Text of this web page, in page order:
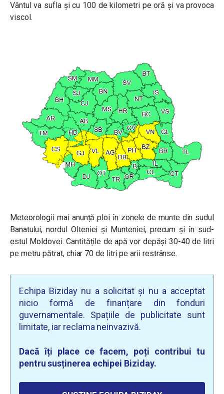
Vântul va sufla și cu 100 de kilometri pe oră și va provoca
viscol.
Meteorologii mai anunță ploi în zonele de munte din sudul
Banatului, nordul Olteniei și Munteniei, precum și în sud-
estul Moldovei. Cantitățile de apă vor depăși 30-40 de litri
pe metru pătrat, chiar 70 de litri pe arii restrânse.
Echipa Biziday nu a solicitat și nu a acceptat
nicio formă de finanțare din fonduri
guvernamentale. Spațiile de publicitate sunt
limitate, iar reclama neinvazivă.
Dacă îți place ce facem, poți contribui tu
pentru susținerea echipei Biziday.